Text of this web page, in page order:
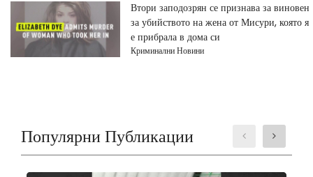
Втори заподозрян се признава за виновен
за убийството на жена от Мисури, която я
е прибрала в дома си
Криминални Новини
Популярни Публикации